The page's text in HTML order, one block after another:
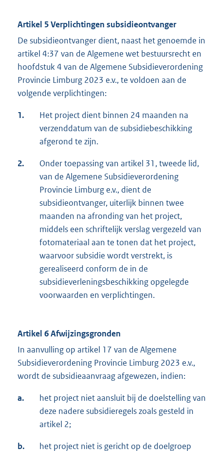
Artikel 5 Verplichtingen subsidieontvanger
De subsidieontvanger dient, naast het genoemde in
artikel 4:37 van de Algemene wet bestuursrecht en
hoofdstuk 4 van de Algemene Subsidieverordening
Provincie Limburg 2023 e.v., te voldoen aan de
volgende verplichtingen:
1.
Het project dient binnen 24 maanden na
verzenddatum van de subsidiebeschikking
afgerond te zijn.
2.
Onder toepassing van artikel 31, tweede lid,
van de Algemene Subsidieverordening
Provincie Limburg e.v., dient de
subsidieontvanger, uiterlijk binnen twee
maanden na afronding van het project,
middels een schriftelijk verslag vergezeld van
fotomateriaal aan te tonen dat het project,
waarvoor subsidie wordt verstrekt, is
gerealiseerd conform de in de
subsidieverleningsbeschikking opgelegde
voorwaarden en verplichtingen.
Artikel 6 Afwijzingsgronden
In aanvulling op artikel 17 van de Algemene
Subsidieverordening Provincie Limburg 2023 e.v.,
wordt de subsidieaanvraag afgewezen, indien:
a.
het project niet aansluit bij de doelstelling van
deze nadere subsidieregels zoals gesteld in
artikel 2;
b.
het project niet is gericht op de doelgroep